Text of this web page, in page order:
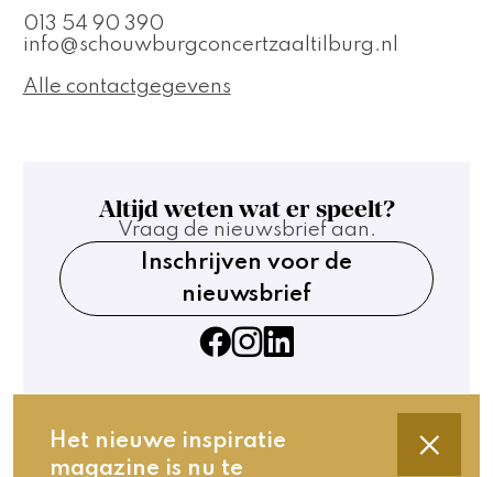
Het nieuwe inspiratie
magazine is nu te
013 54 90 390
info@schouwburgconcertzaaltilburg.nl
Alle contactgegevens
Altijd weten wat er speelt?
Vraag de nieuwsbrief aan.
Inschrijven voor de
nieuwsbrief
Contact